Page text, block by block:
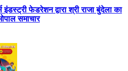
फेडरेशन द्वारा श्री राजा बुंदेला का
समाचार